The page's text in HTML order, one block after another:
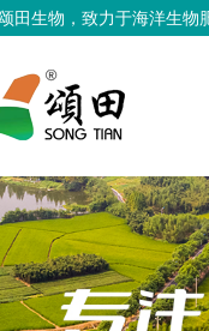
田生物，致力于海洋生